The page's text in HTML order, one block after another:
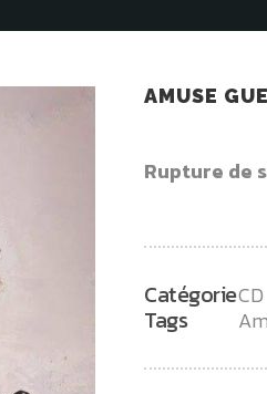
AMUSE
Rupture de
CatégorieCD
Tags